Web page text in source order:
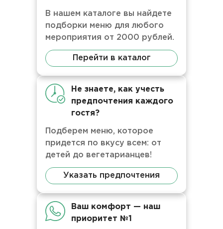
В нашем каталоге вы найдете
подборки меню для любого
мероприятия от 2000 рублей.
Перейти в каталог
Не знаете, как учесть
предпочтения каждого
гостя?
Подберем меню, которое
придется по вкусу всем: от
детей до вегетарианцев!
Указать предпочтения
Ваш комфорт — наш
приоритет №1